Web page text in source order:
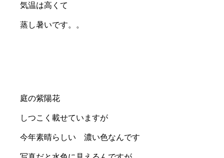
気温は高くて
蒸し暑いです。。
庭の紫陽花
しつこく載せていますが
今年素晴らしい 濃い色なんです